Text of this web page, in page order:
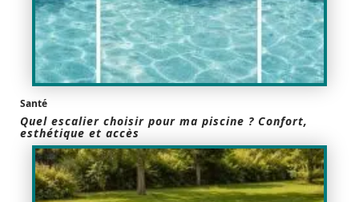
Santé
Quel escalier choisir pour ma piscine ? Confort,
esthétique et accès